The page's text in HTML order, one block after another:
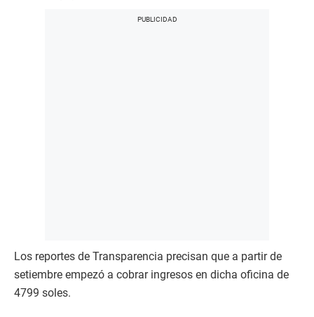
Los reportes de Transparencia precisan que a partir de
setiembre empezó a cobrar ingresos en dicha oficina de
4799 soles.